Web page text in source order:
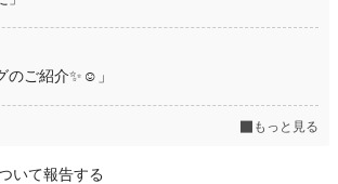
のご紹介✨☺️」
もっと見る
いて報告する